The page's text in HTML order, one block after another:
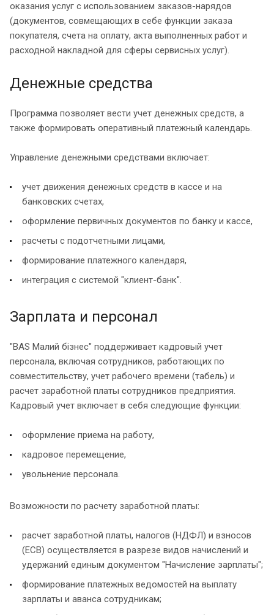
оказания услуг с использованием заказов-нарядов
(документов, совмещающих в себе функции заказа
покупателя, счета на оплату, акта выполненных работ и
расходной накладной для сферы сервисных услуг).
Денежные средства
Программа позволяет вести учет денежных средств, а
также формировать оперативный платежный календарь.
Управление денежными средствами включает:
учет движения денежных средств в кассе и на
банковских счетах,
оформление первичных документов по банку и кассе,
расчеты с подотчетными лицами,
формирование платежного календаря,
интеграция с системой "клиент-банк".
Зарплата и персонал
"BAS Малий бізнес" поддерживает кадровый учет
персонала, включая сотрудников, работающих по
совместительству, учет рабочего времени (табель) и
расчет заработной платы сотрудников предприятия.
Кадровый учет включает в себя следующие функции:
оформление приема на работу,
кадровое перемещение,
увольнение персонала.
Возможности по расчету заработной платы:
расчет заработной платы, налогов (НДФЛ) и взносов
(ЕСВ) осуществляется в разрезе видов начислений и
удержаний единым документом "Начисление зарплаты";
формирование платежных ведомостей на выплату
зарплаты и аванса сотрудникам;